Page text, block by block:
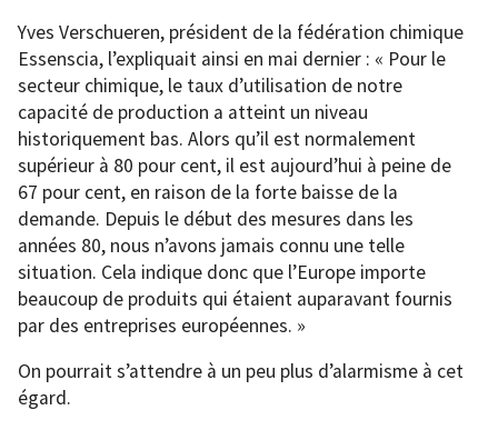
Yves Verschueren, président de la fédération chimique
Essenscia, l’expliquait ainsi en mai dernier : « Pour le
secteur chimique, le taux d’utilisation de notre
capacité de production a atteint un niveau
historiquement bas. Alors qu’il est normalement
supérieur à 80 pour cent, il est aujourd’hui à peine de
67 pour cent, en raison de la forte baisse de la
demande. Depuis le début des mesures dans les
années 80, nous n’avons jamais connu une telle
situation. Cela indique donc que l’Europe importe
beaucoup de produits qui étaient auparavant fournis
par des entreprises européennes. »
On pourrait s’attendre à un peu plus d’alarmisme à cet
égard.